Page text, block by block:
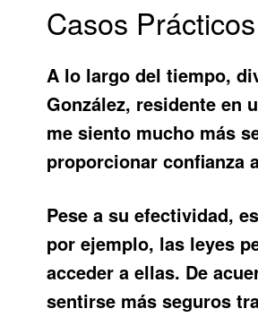
Casos
A lo largo del tiempo,
González, residente en
me siento mucho más
proporcionar confianza
Pese a su efectividad,
por ejemplo, las leyes
acceder a ellas. De
sentirse más seguros